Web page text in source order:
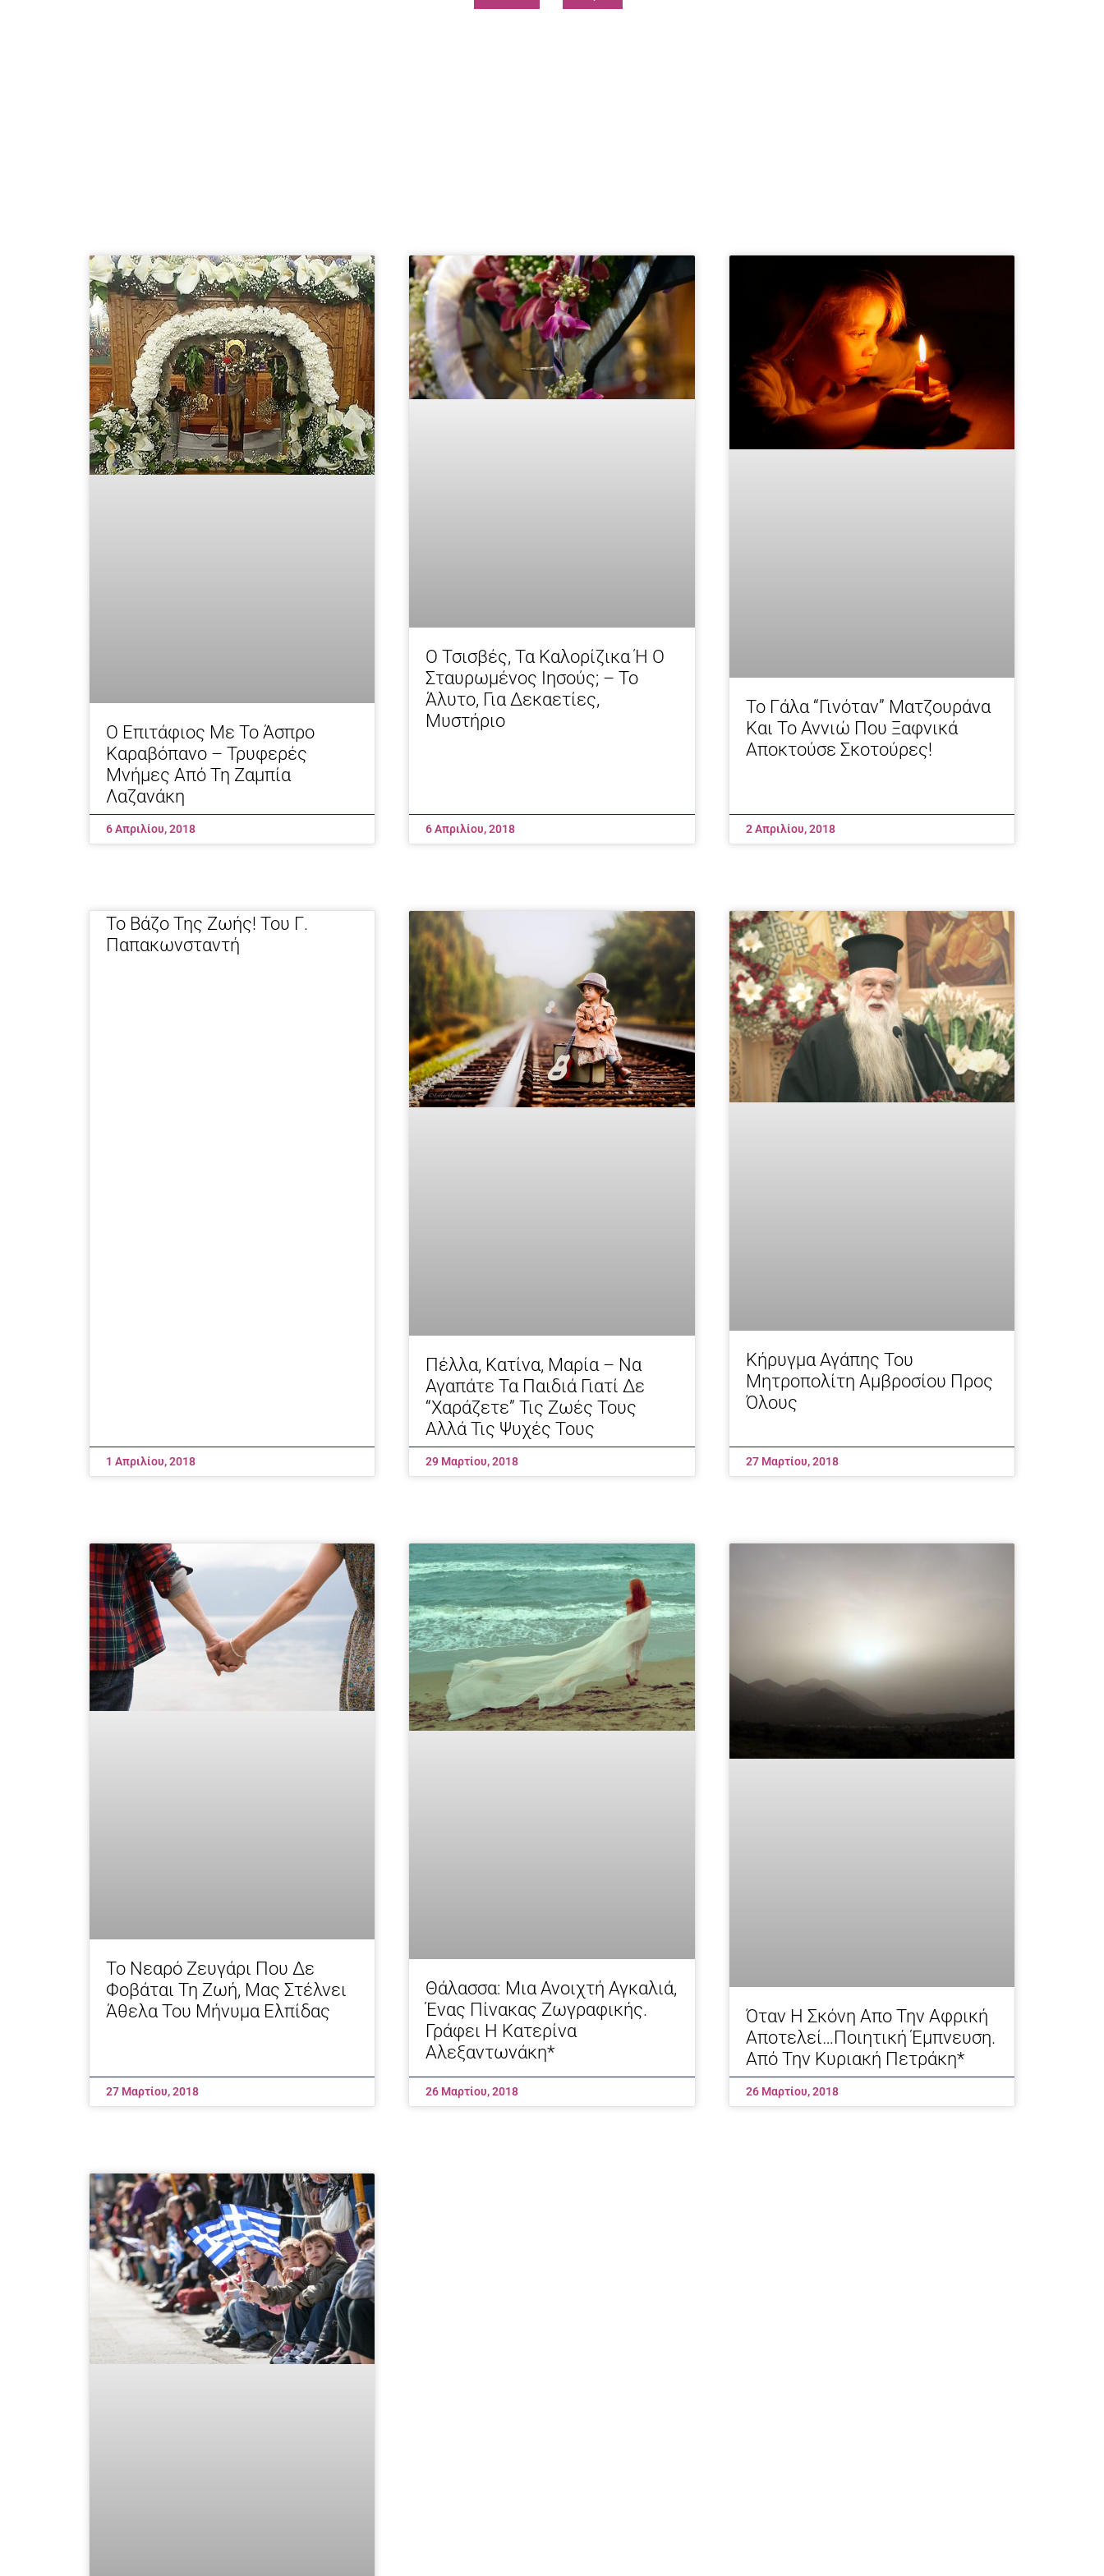
Ο Επιτάφιος Με Το Άσπρο
Καραβόπανο – Τρυφερές
Μνήμες Από Τη Ζαμπία
Λαζανάκη
6 Απριλίου, 2018
Ο Τσισβές, Τα Καλορίζικα Ή Ο
Σταυρωμένος Ιησούς; – Το
Άλυτο, Για Δεκαετίες,
Μυστήριο
6 Απριλίου, 2018
Το Γάλα “γινόταν” Ματζουράνα
Και Το Αννιώ Που Ξαφνικά
Αποκτούσε Σκοτούρες!
2 Απριλίου, 2018
Το Βάζο Της Ζωής! Του Γ.
Παπακωνσταντή
1 Απριλίου, 2018
Πέλλα, Κατίνα, Μαρία – Να
Αγαπάτε Τα Παιδιά Γιατί Δε
“χαράζετε” Τις Ζωές Τους
Αλλά Τις Ψυχές Τους
29 Μαρτίου, 2018
Κήρυγμα Αγάπης Του
Μητροπολίτη Αμβροσίου Προς
Όλους
27 Μαρτίου, 2018
Το Νεαρό Ζευγάρι Που Δε
Φοβάται Τη Ζωή, Μας Στέλνει
Άθελα Του Μήνυμα Ελπίδας
27 Μαρτίου, 2018
Θάλασσα: Μια Ανοιχτή Αγκαλιά,
Ένας Πίνακας Ζωγραφικής.
Γράφει Η Κατερίνα
Αλεξαντωνάκη*
26 Μαρτίου, 2018
Όταν Η Σκόνη Απο Την Αφρική
Αποτελεί…ποιητική Έμπνευση.
Από Την Κυριακή Πετράκη*
26 Μαρτίου, 2018
PagePage
PagePagePagePagePagePagePagePage